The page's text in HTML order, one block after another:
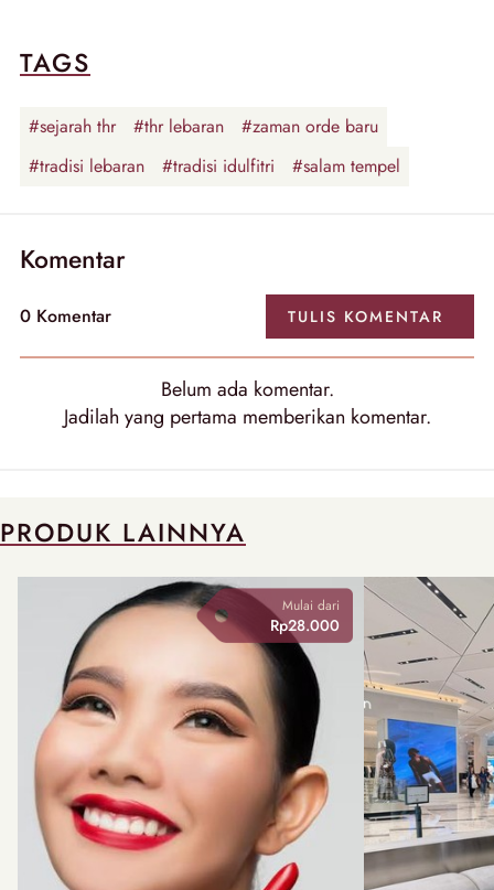
TAGS
#sejarah thr #thr lebaran
#zaman orde baru
#tradisi lebaran
#tradisi idulfitri #salam tempel
Komentar
0 Komentar TULIS KOMENTAR
Belum ada komentar.
Jadilah yang pertama memberikan komentar.
PRODUK LAINNYA
Mulai dari
Rp28.000